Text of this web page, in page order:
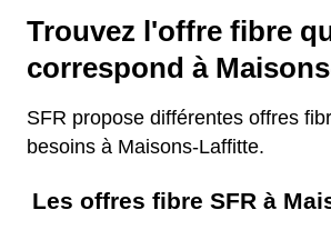
Trouvez l'offre fibre
correspond à
SFR propose différentes offres
besoins à Maisons-Laffitte.